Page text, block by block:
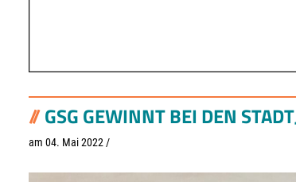
GSG GEWINNT BEI DEN
am 04. Mai 2022 /